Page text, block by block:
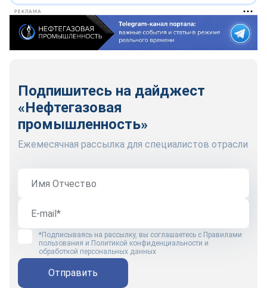
РЕКЛАМА
Подпишитесь на дайджест
«Нефтегазовая
промышленность»
Ежемесячная рассылка для специалистов отрасли
*Подписываясь на рассылку, вы соглашаетесь с Правилами
пользования и Политикой конфиденциальности и
обработкой персональных данных
Отправить